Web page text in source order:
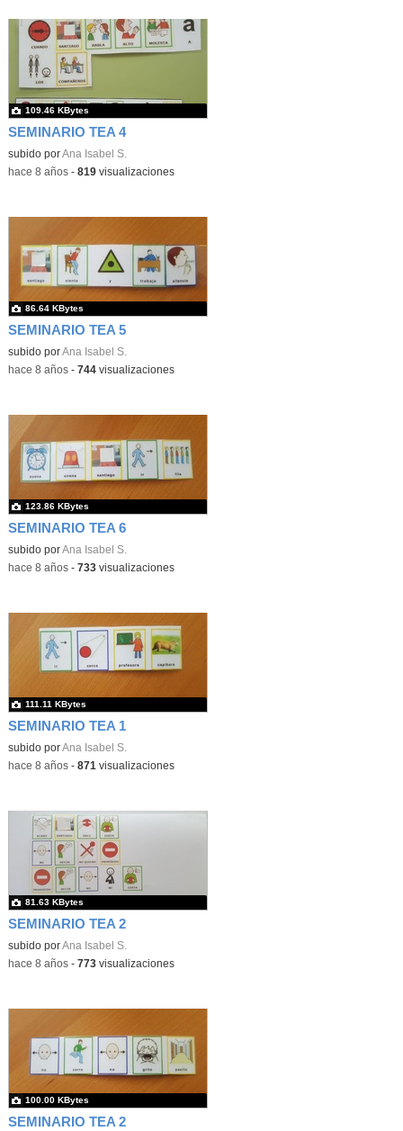
SEMINARIO TEA 4
subido porAna Isabel S.
109.46 KBytes
-hace 8 años- 819visualizaciones
SEMINARIO TEA 5
subido porAna Isabel S.
86.64 KBytes
-hace 8 años- 744visualizaciones
SEMINARIO TEA 6
subido porAna Isabel S.
123.86 KBytes
-hace 8 años- 733visualizaciones
SEMINARIO TEA 1
subido porAna Isabel S.
111.11 KBytes
-hace 8 años- 871 visualizaciones
SEMINARIO TEA 2
subido porAna Isabel S.
81.63 KBytes
-hace 8 años- 773visualizaciones
SEMINARIO TEA 2
100.00 KBytes